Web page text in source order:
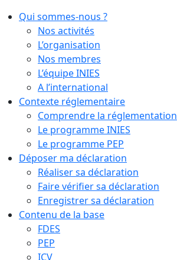
Qui sommes-nous ?
Nos activités
L’organisation
Nos membres
L’équipe INIES
A l’international
Contexte réglementaire
Comprendre la réglementation
Le programme INIES
Le programme PEP
Déposer ma déclaration
Réaliser sa déclaration
Faire vérifier sa déclaration
Enregistrer sa déclaration
Contenu de la base
FDES
PEP
ICV